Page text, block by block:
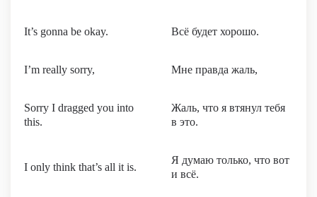
It’s gonna be okay. Всё будет хорошо.
I’m really sorry, Мне правда жаль,
Sorry I dragged you into
this.
Жаль, что я втянул тебя
в это.
I only think that’s all it is.
Я думаю только, что вот
и всё.